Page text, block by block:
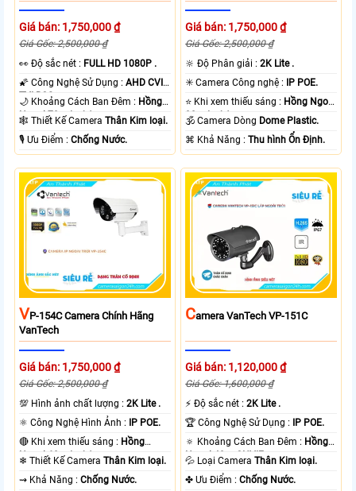
Giá bán: 1,750,000 ₫
Giá Gốc: 2,500,000 ₫
️👀 Độ sắc nét : FULL HD 1080P .
🌠 Công Nghệ Sử Dụng :AHD CVI
TVI BCS.
🌙 Khoảng Cách Ban Đêm : Hồng
Ngoại 70m Led Array.
🕸️ Thiết Kế CameraThân Kim loại.
️🎙 Ưu Điểm :Chống Nước.
Giá bán: 1,750,000 ₫
Giá Gốc: 2,500,000 ₫
🔆 Độ Phân giải :2K Lite .
✳️ Camera Công nghệ :
IP POE.
⭐ Khi xem thiếu sáng : Hồng Ngoại
30m Led Array.
🕉️ Camera Dòng Dome Plastic.
️⌘ Khả Năng :Thu hình Ổn Định.
VP-154C Camera Chính Hãng
VanTech
Giá bán: 1,750,000 ₫
Giá Gốc: 2,500,000 ₫
💯 Hình ảnh chất lượng :2K Lite .
⚛️ Công Nghệ Hình Ảnh :
IP POE.
🔴 Khi xem thiếu sáng : Hồng
Ngoại 60m Led Array.
❄ Thiết Kế CameraThân Kim loại.
️⇝ Khả Năng :Chống Nước.
CAmera VanTech VP-151C
Giá bán: 1,120,000 ₫
Giá Gốc: 1,600,000 ₫
️⚡ Độ sắc nét :2K Lite .
🏆 Công Nghệ Sử Dụng :
IP POE.
🔅 Khoảng Cách Ban Đêm : Hồng
Ngoại 40m ONVIF.
💦 Loại CameraThân Kim loại.
️✤ Ưu Điểm :Chống Nước.